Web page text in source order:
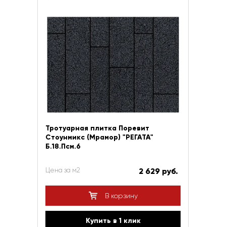
Тротуарная плитка Поревит
Стоунмикс (Мрамор) "РЕГАТА"
Б.18.Псм.6
Цена за м2 2 629 руб.
В корзину
Купить в 1 клик